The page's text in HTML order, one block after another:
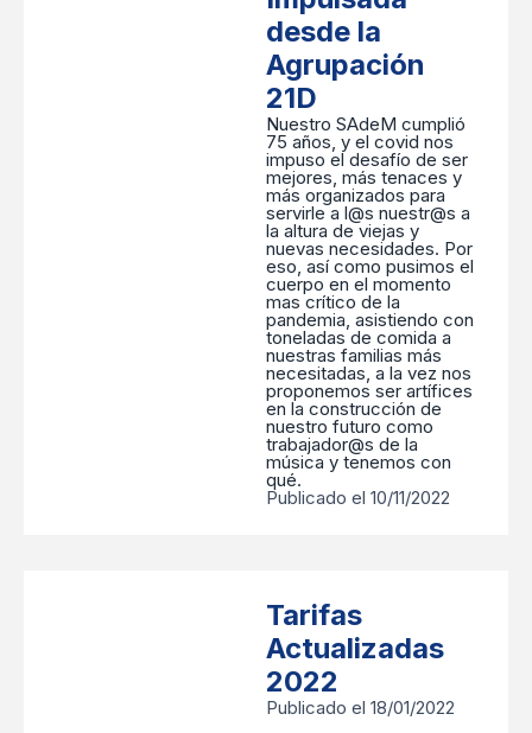
desde la
Agrupación
21D
Nuestro SAdeM cumplió
75 años, y el covid nos
impuso el desafío de ser
mejores, más tenaces y
más organizados para
servirle a l@s nuestr@s a
la altura de viejas y
nuevas necesidades. Por
eso, así como pusimos el
cuerpo en el momento
mas crítico de la
pandemia, asistiendo con
toneladas de comida a
nuestras familias más
necesitadas, a la vez nos
proponemos ser artífices
en la construcción de
nuestro futuro como
trabajador@s de la
música y tenemos con
qué.
Publicado el 10/11/2022
Tarifas
Actualizadas
2022
Publicado el 18/01/2022